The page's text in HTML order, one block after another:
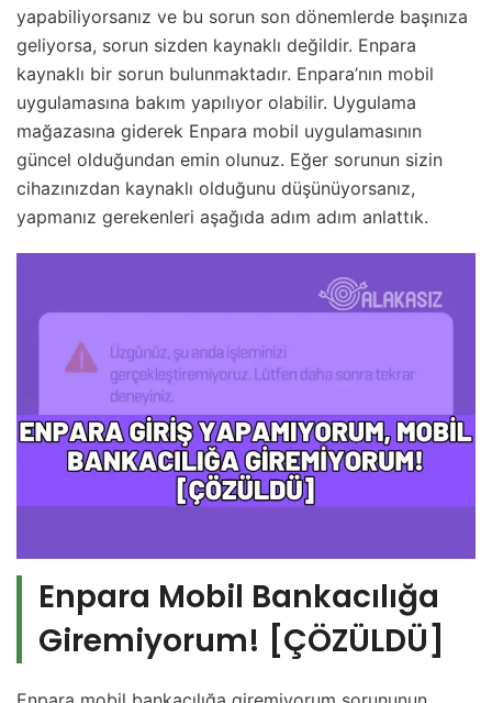
yapabiliyorsanız ve bu sorun son dönemlerde başınıza
geliyorsa, sorun sizden kaynaklı değildir. Enpara
kaynaklı bir sorun bulunmaktadır. Enpara’nın mobil
uygulamasına bakım yapılıyor olabilir. Uygulama
mağazasına giderek Enpara mobil uygulamasının
güncel olduğundan emin olunuz. Eğer sorunun sizin
cihazınızdan kaynaklı olduğunu düşünüyorsanız,
yapmanız gerekenleri aşağıda adım adım anlattık.
Enpara Mobil Bankacılığa
Giremiyorum! [ÇÖZÜLDÜ]